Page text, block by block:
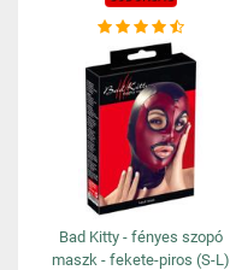
Bad Kitty - fényes szopó
maszk - fekete-piros (S-L)